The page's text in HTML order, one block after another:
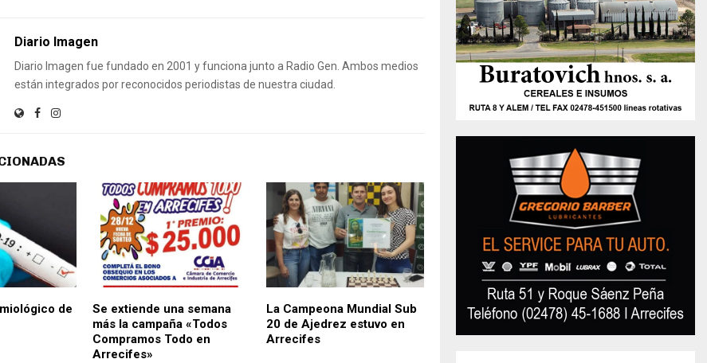
Diario Imagen
Diario Imagen fue fundado en 2001 y funciona junto a Radio Gen. Ambos medios
están integrados por reconocidos periodistas de nuestra ciudad.
de
Se extiende una semana
más la campaña «Todos
Compramos Todo en
Arrecifes»
La Campeona Mundial Sub
20 de Ajedrez estuvo en
Arrecifes